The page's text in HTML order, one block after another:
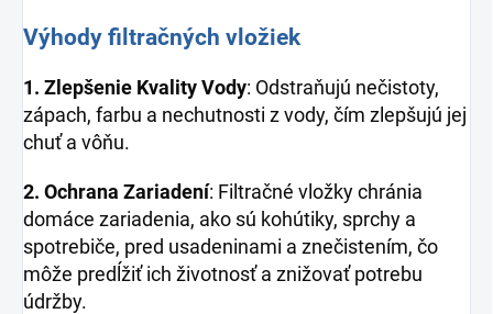
Výhody filtračných vložiek
1. Zlepšenie Kvality Vody: Odstraňujú nečistoty,
zápach, farbu a nechutnosti z vody, čím zlepšujú jej
chuť a vôňu.
2. Ochrana Zariadení: Filtračné vložky chránia
domáce zariadenia, ako sú kohútiky, sprchy a
spotrebiče, pred usadeninami a znečistením, čo
môže predĺžiť ich životnosť a znižovať potrebu
údržby.